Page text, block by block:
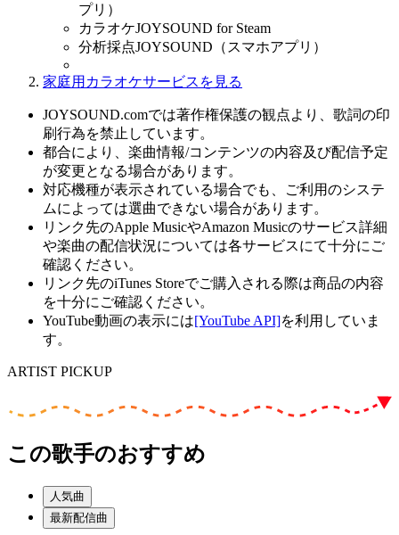
プリ）
カラオケJOYSOUND for Steam
分析採点JOYSOUND（スマホアプリ）
家庭用カラオケサービスを見る
JOYSOUND.comでは著作権保護の観点より、歌詞の印
刷行為を禁止しています。
都合により、楽曲情報/コンテンツの内容及び配信予定
が変更となる場合があります。
対応機種が表示されている場合でも、ご利用のシステ
ムによっては選曲できない場合があります。
リンク先のApple MusicやAmazon Musicのサービス詳細
や楽曲の配信状況については各サービスにて十分にご
確認ください。
リンク先のiTunes Storeでご購入される際は商品の内容
を十分にご確認ください。
YouTube動画の表示には[YouTube API]を利用していま
す。
ARTIST PICKUP
この歌手のおすすめ
人気曲
最新配信曲